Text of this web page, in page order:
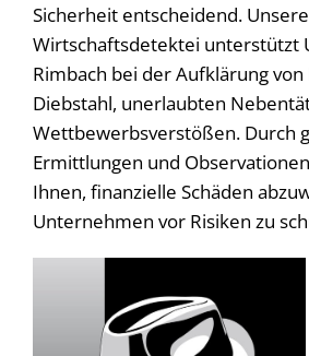
Sicherheit entscheidend. Unsere
Wirtschaftsdetektei unterstützt
Rimbach bei der Aufklärung von
Diebstahl, unerlaubten
Wettbewerbsverstößen. Durch
Ermittlungen und
Ihnen, finanzielle Schäden
Unternehmen vor Risiken zu